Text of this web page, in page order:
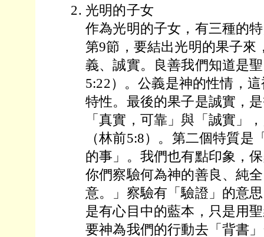
光明的子女
作為光明的子女，有三種的
第9節，要結出光明的果子來
義、誠實。良善我們知道是
5:22）。公義是神的性情，
特性。最後的果子是誠實，
「真實，可靠」與「誠實」
（林前5:8）。第二個特質是
的事」。我們也有點印象，
你們察驗何為神的善良、純
意。」察驗有「驗證」的意
是有心目中的藍本，只是用
要神為我們的行動去「背書